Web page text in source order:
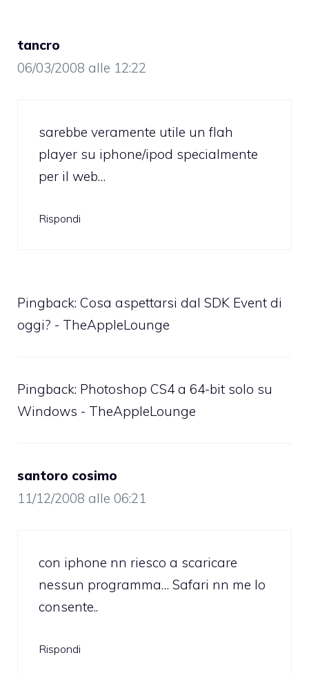
tancro
06/03/2008 alle 12:22
sarebbe veramente utile un flah
player su iphone/ipod specialmente
per il web…
Rispondi
Pingback: Cosa aspettarsi dal SDK Event di
oggi? - TheAppleLounge
Pingback: Photoshop CS4 a 64-bit solo su
Windows - TheAppleLounge
santoro cosimo
11/12/2008 alle 06:21
con iphone nn riesco a scaricare
nessun programma… Safari nn me lo
consente..
Rispondi